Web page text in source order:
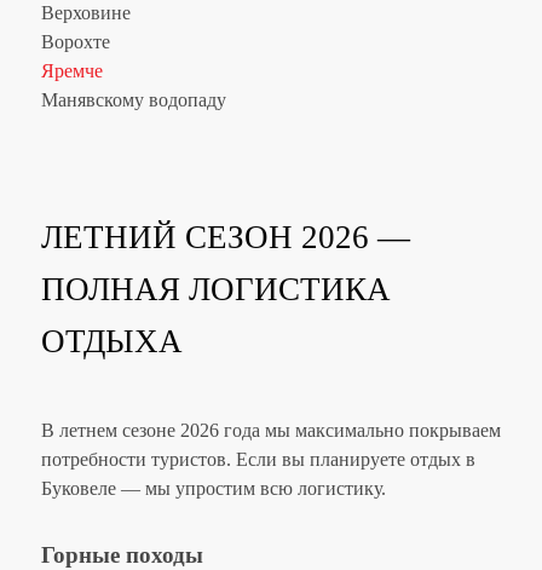
Верховине
Ворохте
Яремче
Манявскому водопаду
ЛЕТНИЙ СЕЗОН 2026 —
ПОЛНАЯ ЛОГИСТИКА
ОТДЫХА
В летнем сезоне 2026 года мы максимально покрываем
потребности туристов. Если вы планируете отдых в
Буковеле — мы упростим всю логистику.
Горные походы